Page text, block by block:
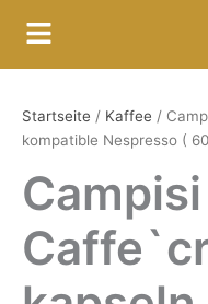
Inhalt
springen
Menü
Startseite / Kaffee /
kompatible Nespresso (
Caffe`creme
/
kapseln
kompatible
Nespresso
(
Arabica
100
kompatible
(
60%
40%
Robusta
Menge